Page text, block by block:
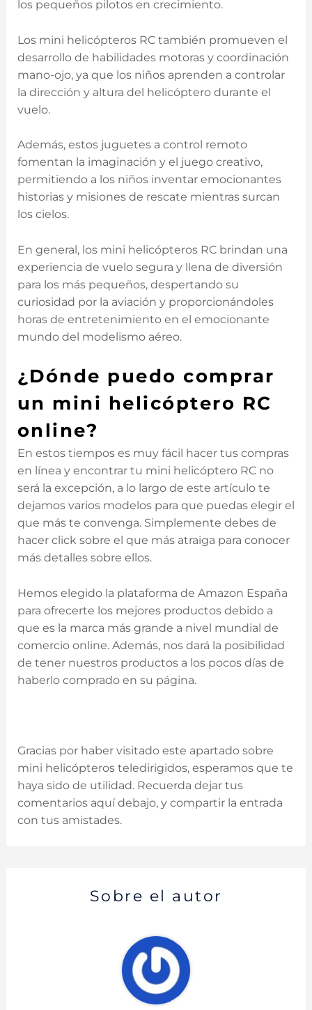
los pequeños pilotos en crecimiento.
Los mini helicópteros RC también promueven el
desarrollo de habilidades motoras y coordinación
mano-ojo, ya que los niños aprenden a controlar
la dirección y altura del helicóptero durante el
vuelo.
Además, estos juguetes a control remoto
fomentan la imaginación y el juego creativo,
permitiendo a los niños inventar emocionantes
historias y misiones de rescate mientras surcan
los cielos.
En general, los mini helicópteros RC brindan una
experiencia de vuelo segura y llena de diversión
para los más pequeños, despertando su
curiosidad por la aviación y proporcionándoles
horas de entretenimiento en el emocionante
mundo del modelismo aéreo.
¿Dónde puedo comprar
un mini helicóptero RC
online?
En estos tiempos es muy fácil hacer tus compras
en línea y encontrar tu mini helicóptero RC no
será la excepción, a lo largo de este artículo te
dejamos varios modelos para que puedas elegir el
que más te convenga. Simplemente debes de
hacer click sobre el que más atraiga para conocer
más detalles sobre ellos.
Hemos elegido la plataforma de Amazon España
para ofrecerte los mejores productos debido a
que es la marca más grande a nivel mundial de
comercio online. Además, nos dará la posibilidad
de tener nuestros productos a los pocos días de
haberlo comprado en su página.
Gracias por haber visitado este apartado sobre
mini helicópteros teledirigidos, esperamos que te
haya sido de utilidad. Recuerda dejar tus
comentarios aquí debajo, y compartir la entrada
con tus amistades.
Sobre el autor